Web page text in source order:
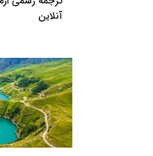
آنلاین